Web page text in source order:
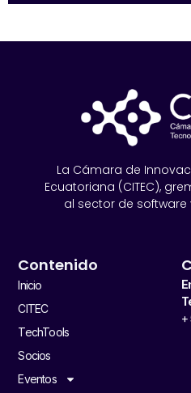
La Cámara de
Ecuatoriana (CITEC),
al sector de software
Contenido
Inicio
CITEC
TechTools
Socios
Eventos
+